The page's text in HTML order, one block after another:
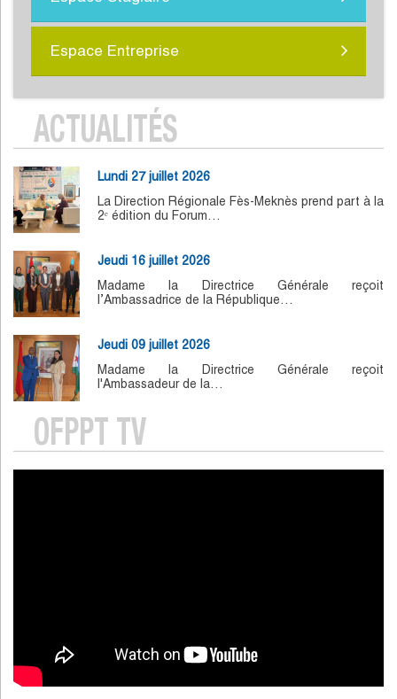
Espace Entreprise
ACTUALITÉS
Lundi 27 juillet 2026
La Direction Régionale Fès-Meknès prend part à la
2ᵉ édition du Forum…
Jeudi 16 juillet 2026
Madame la Directrice Générale reçoit
l’Ambassadrice de la République…
Jeudi 09 juillet 2026
Madame la Directrice Générale reçoit
l'Ambassadeur de la…
OFPPT TV